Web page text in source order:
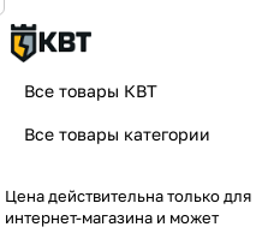
Все товары КВТ
Все товары категории
Цена действительна только для
интернет-магазина и может